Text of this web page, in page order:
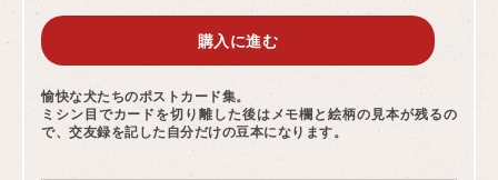
購入に進む
愉快な犬たちのポストカード集。
ミシン目でカードを切り離した後はメモ欄と絵柄の見本が残るの
で、交友録を記した自分だけの豆本になります。